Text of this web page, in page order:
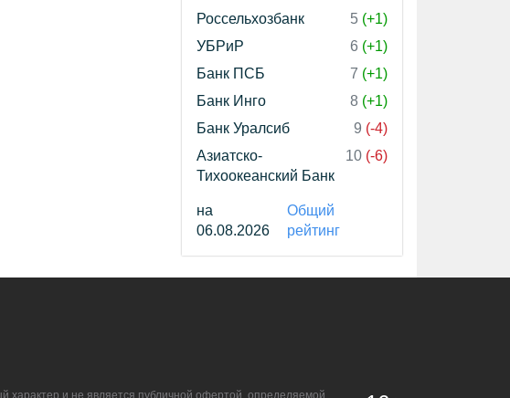
Россельхозбанк
5 (+1)
УБРиР
6 (+1)
Банк ПСБ
7 (+1)
Банк Инго
8 (+1)
Банк Уралсиб
9 (-4)
Азиатско-
Тихоокеанский Банк
10 (-6)
на
06.08.2026
Общий
рейтинг
характер и не является публичной офертой, определяемой